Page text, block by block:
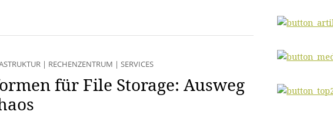
| RECHENZENTRUM | SERVICES
für File Storage: Ausweg